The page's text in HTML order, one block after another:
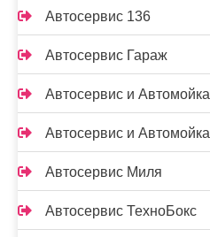
Автосервис 136
Автосервис Гараж
Автосервис и Автомойка
Автосервис и Автомойка
Автосервис Миля
Автосервис ТехноБокс